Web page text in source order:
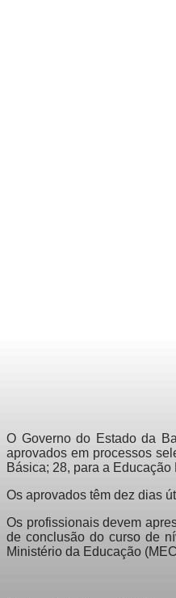
O Governo do Estado da
aprovados em processos
Básica; 28, para a
Os aprovados têm dez dias
Os profissionais devem
de conclusão do curso de
Ministério da Educação